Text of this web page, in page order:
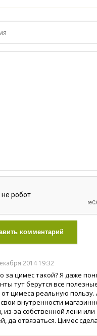
комментарий
2014 19:32
за цимес такой? Я даже
тут берутся все
цимеса реальную
внутренности
из-за собственной лени
да отвязаться. Цимес